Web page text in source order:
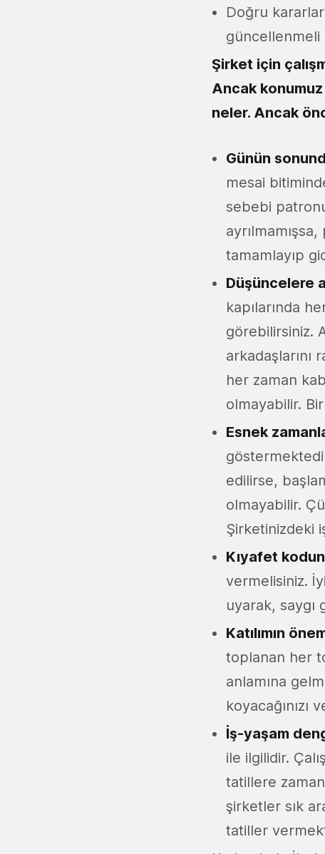
Doğru
güncellenmeli
Şirket için
Ancak konumuz
neler. Ancak
Günün
mesai
sebebi
tamamlayıp
Düşüncelere
kapılarında
görebilirsiniz.
arkadaşlarını
her zaman
olmayabilir.
Esnek
edilirse,
olmayabilir.
Şirketinizdeki
Kıyafet
vermelisiniz.
uyarak,
Katılımın
toplanan her
anlamına
koyacağınızı
İş-yaşam
ile ilgilidir.
tatillere
şirketler sık
tatiller